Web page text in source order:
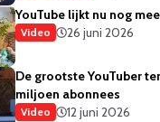
YouTube lijkt nu nog
Video 26 juni 2026
De grootste YouTuber
miljoen abonnees
Video
12 juni 2026